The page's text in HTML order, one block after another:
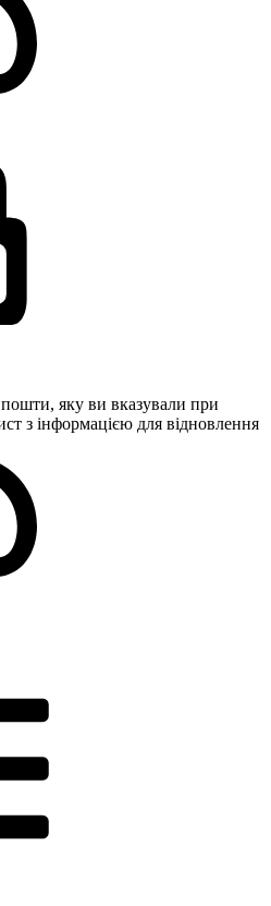
пошти, яку ви вказували при
з інформацією для відновлення